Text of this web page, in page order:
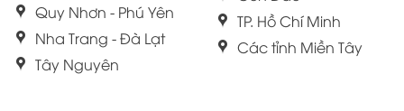
Quy Nhơn - Phú Yên
Nha Trang - Đà Lạt
Tây Nguyên
TP. Hồ Chí Minh
Các tỉnh Miền Tây